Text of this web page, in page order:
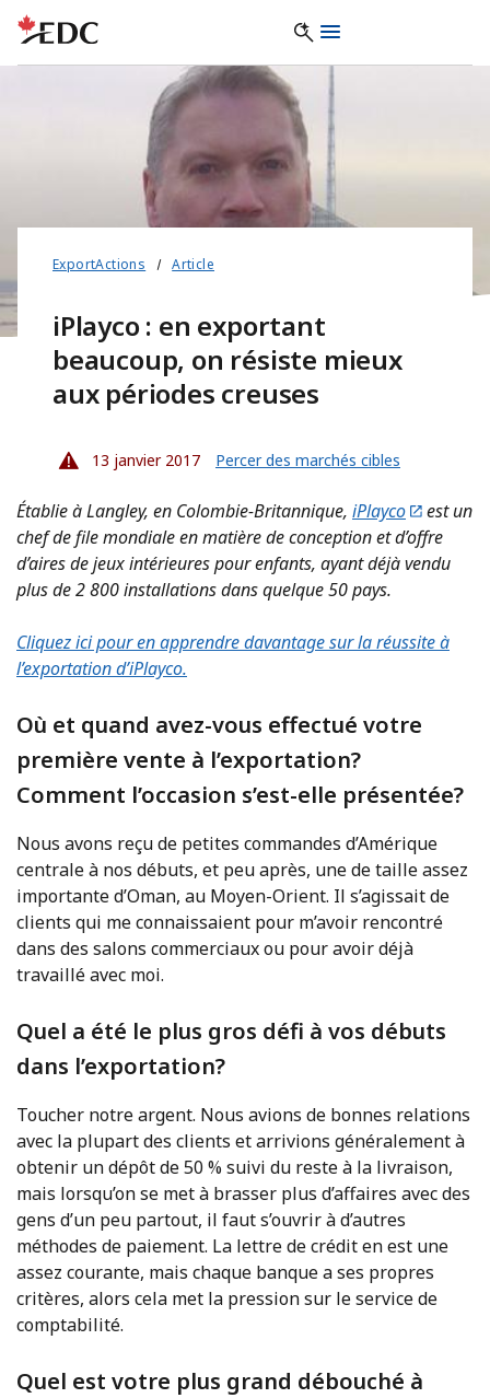
ExportActions Article
iPlayco : en exportant
beaucoup, on résiste mieux
aux périodes creuses
13 janvier 2017 Percer des marchés cibles
Établie à Langley, en Colombie-Britannique, iPlayco
est un
chef de file mondiale en matière de conception et d’offre
d’aires de jeux intérieures pour enfants, ayant déjà vendu
plus de 2 800 installations dans quelque 50 pays.
Cliquez ici pour en apprendre davantage sur la réussite à
l’exportation d’iPlayco.
Où et quand avez-vous effectué votre
première vente à l’exportation?
Comment l’occasion s’est-elle présentée?
Nous avons reçu de petites commandes d’Amérique
centrale à nos débuts, et peu après, une de taille assez
importante d’Oman, au Moyen-Orient. Il s’agissait de
clients qui me connaissaient pour m’avoir rencontré
dans des salons commerciaux ou pour avoir déjà
travaillé avec moi.
Quel a été le plus gros défi à vos débuts
dans l’exportation?
Toucher notre argent. Nous avions de bonnes relations
avec la plupart des clients et arrivions généralement à
obtenir un dépôt de 50 % suivi du reste à la livraison,
mais lorsqu’on se met à brasser plus d’affaires avec des
gens d’un peu partout, il faut s’ouvrir à d’autres
méthodes de paiement. La lettre de crédit en est une
assez courante, mais chaque banque a ses propres
critères, alors cela met la pression sur le service de
comptabilité.
Quel est votre plus grand débouché à